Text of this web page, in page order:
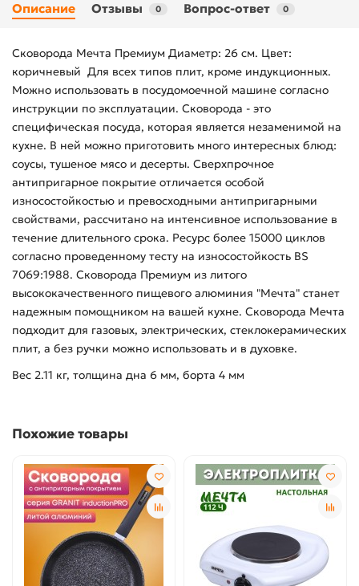
Описание Отзывы 0 Вопрос-ответ 0
Сковорода Мечта Премиум Диаметр: 26 см. Цвет:
коричневый Для всех типов плит, кроме индукционных.
Можно использовать в посудомоечной машине согласно
инструкции по эксплуатации. Сковорода - это
специфическая посуда, которая является незаменимой на
кухне. В ней можно приготовить много интересных блюд:
соусы, тушеное мясо и десерты. Сверхпрочное
антипригарное покрытие отличается особой
износостойкостью и превосходными антипригарными
свойствами, рассчитано на интенсивное использование в
течение длительного срока. Ресурс более 15000 циклов
согласно проведенному тесту на износостойкость BS
7069:1988. Сковорода Премиум из литого
высококачественного пищевого алюминия "Мечта" станет
надежным помощником на вашей кухне. Сковорода Мечта
подходит для газовых, электрических, стеклокерамических
плит, а без ручки можно использовать и в духовке.
Вес 2.11 кг, толщина дна 6 мм, борта 4 мм
Похожие товары